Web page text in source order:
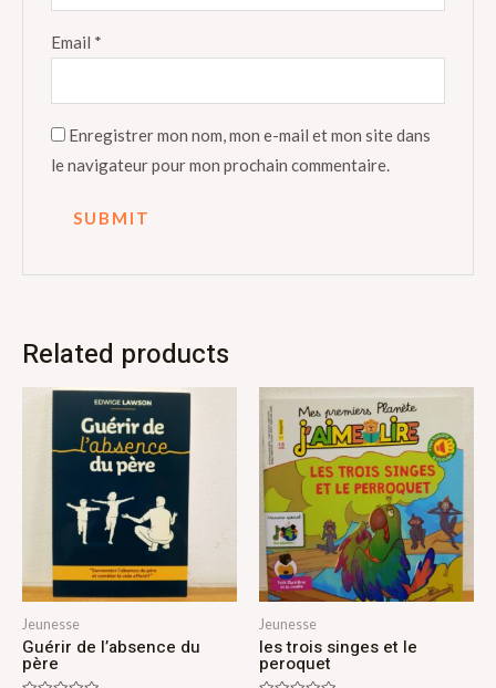
Email *
Enregistrer mon nom, mon e-mail et mon site dans
le navigateur pour mon prochain commentaire.
Related products
Jeunesse
Guérir de l’absence du
père
Jeunesse
les trois singes et le
peroquet